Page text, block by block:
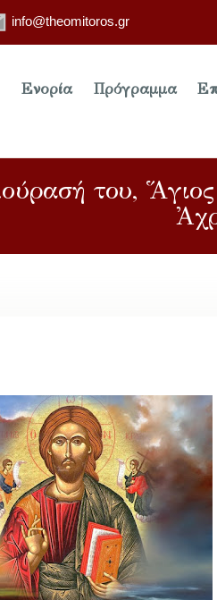
info@theomitoros.gr
Ενορία Πρόγραμμα
του,